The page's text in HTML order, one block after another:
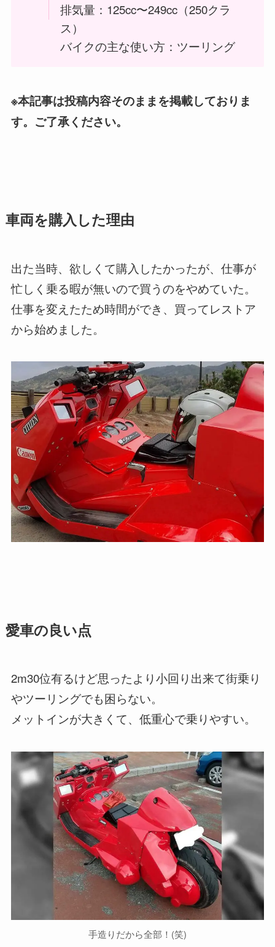
排気量：125cc〜249cc（250クラ
ス）
バイクの主な使い方：ツーリング
※本記事は投稿内容そのままを掲載しておりま
す。ご了承ください。
車両を購入した理由
出た当時、欲しくて購入したかったが、仕事が
忙しく乗る暇が無いので買うのをやめていた。
仕事を変えたため時間ができ、買ってレストア
から始めました。
愛車の良い点
2m30位有るけど思ったより小回り出来て街乗り
やツーリングでも困らない。
メットインが大きくて、低重心で乗りやすい。
手造りだから全部！(笑)